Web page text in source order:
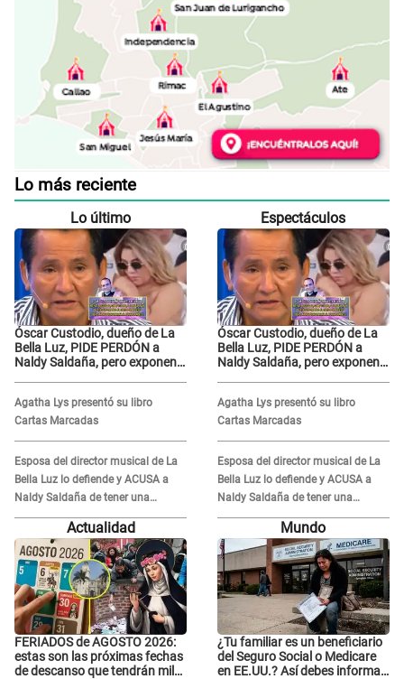
Lo más reciente
Lo último
Óscar Custodio, dueño de La
Bella Luz, PIDE PERDÓN a
Naldy Saldaña, pero exponen
grabar"
Agatha Lys presentó su libro
Cartas Marcadas
Esposa del director musical de La
Bella Luz lo defiende y ACUSA a
Naldy Saldaña de tener una
relación con él y otros integrantes
Espectáculos
Óscar Custodio, dueño de La
Bella Luz, PIDE PERDÓN a
Naldy Saldaña, pero exponen
grabar"
Agatha Lys presentó su libro
Cartas Marcadas
Esposa del director musical de La
Bella Luz lo defiende y ACUSA a
Naldy Saldaña de tener una
relación con él y otros integrantes
Actualidad
FERIADOS de AGOSTO 2026:
estas son las próximas fechas
de descanso que tendrán miles
Mundo
¿Tu familiar es un beneficiario
del Seguro Social o Medicare
en EE.UU.? Así debes informar